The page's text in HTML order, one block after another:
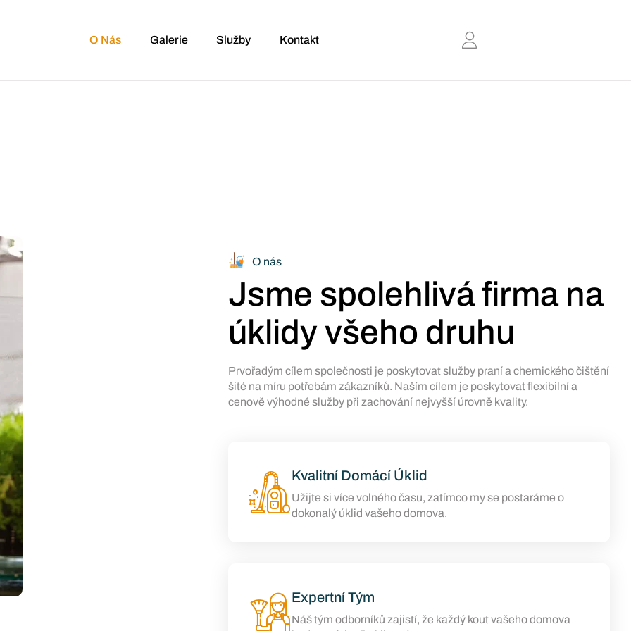
O Nás Galerie Služby Kontakt
Jsme spolehlivá firma na
úklidy všeho druhu
O nás
Prvořadým cílem společnosti je poskytovat služby praní a chemického čištění
šité na míru potřebám zákazníků. Naším cílem je poskytovat flexibilní a
cenově výhodné služby při zachování nejvyšší úrovně kvality.
Kvalitní Domácí Úklid
Užijte si více volného času, zatímco my se postaráme o
dokonalý úklid vašeho domova.
Expertní Tým
Náš tým odborníků zajistí, že každý kout vašeho domova